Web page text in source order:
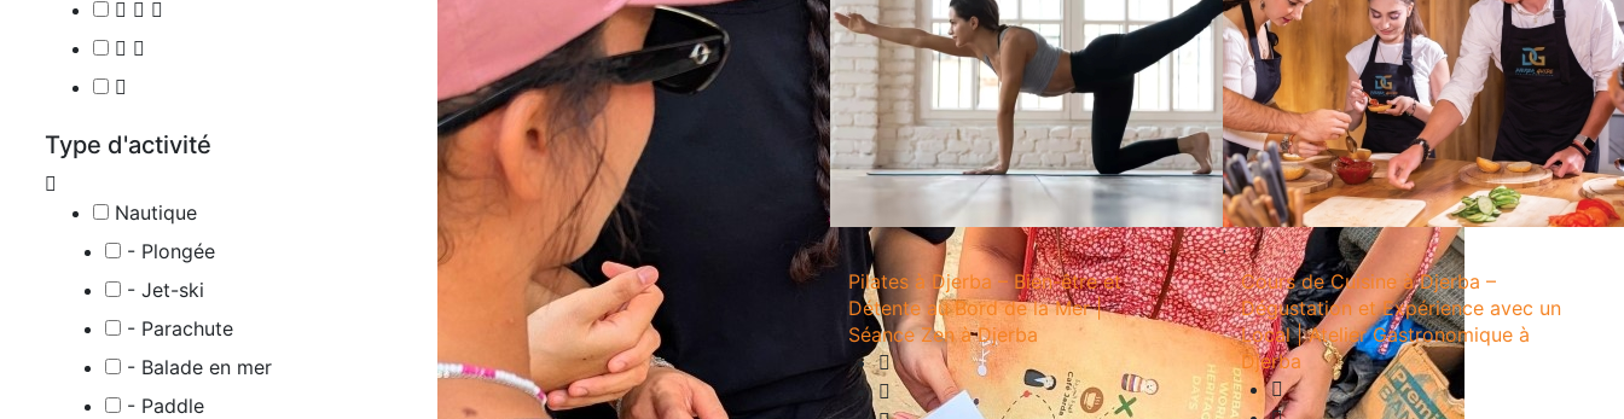
Type d'activité
Nautique
- Plongée
- Jet-ski
- Parachute
- Balade en mer
- Paddle
Pilates à Djerba – Bien-être et
Détente au Bord de la Mer |
Séance Zen à Djerba
Cours de Cuisine à Djerba –
Dégustation et Expérience avec un
Local | Atelier Gastronomique à
Djerba